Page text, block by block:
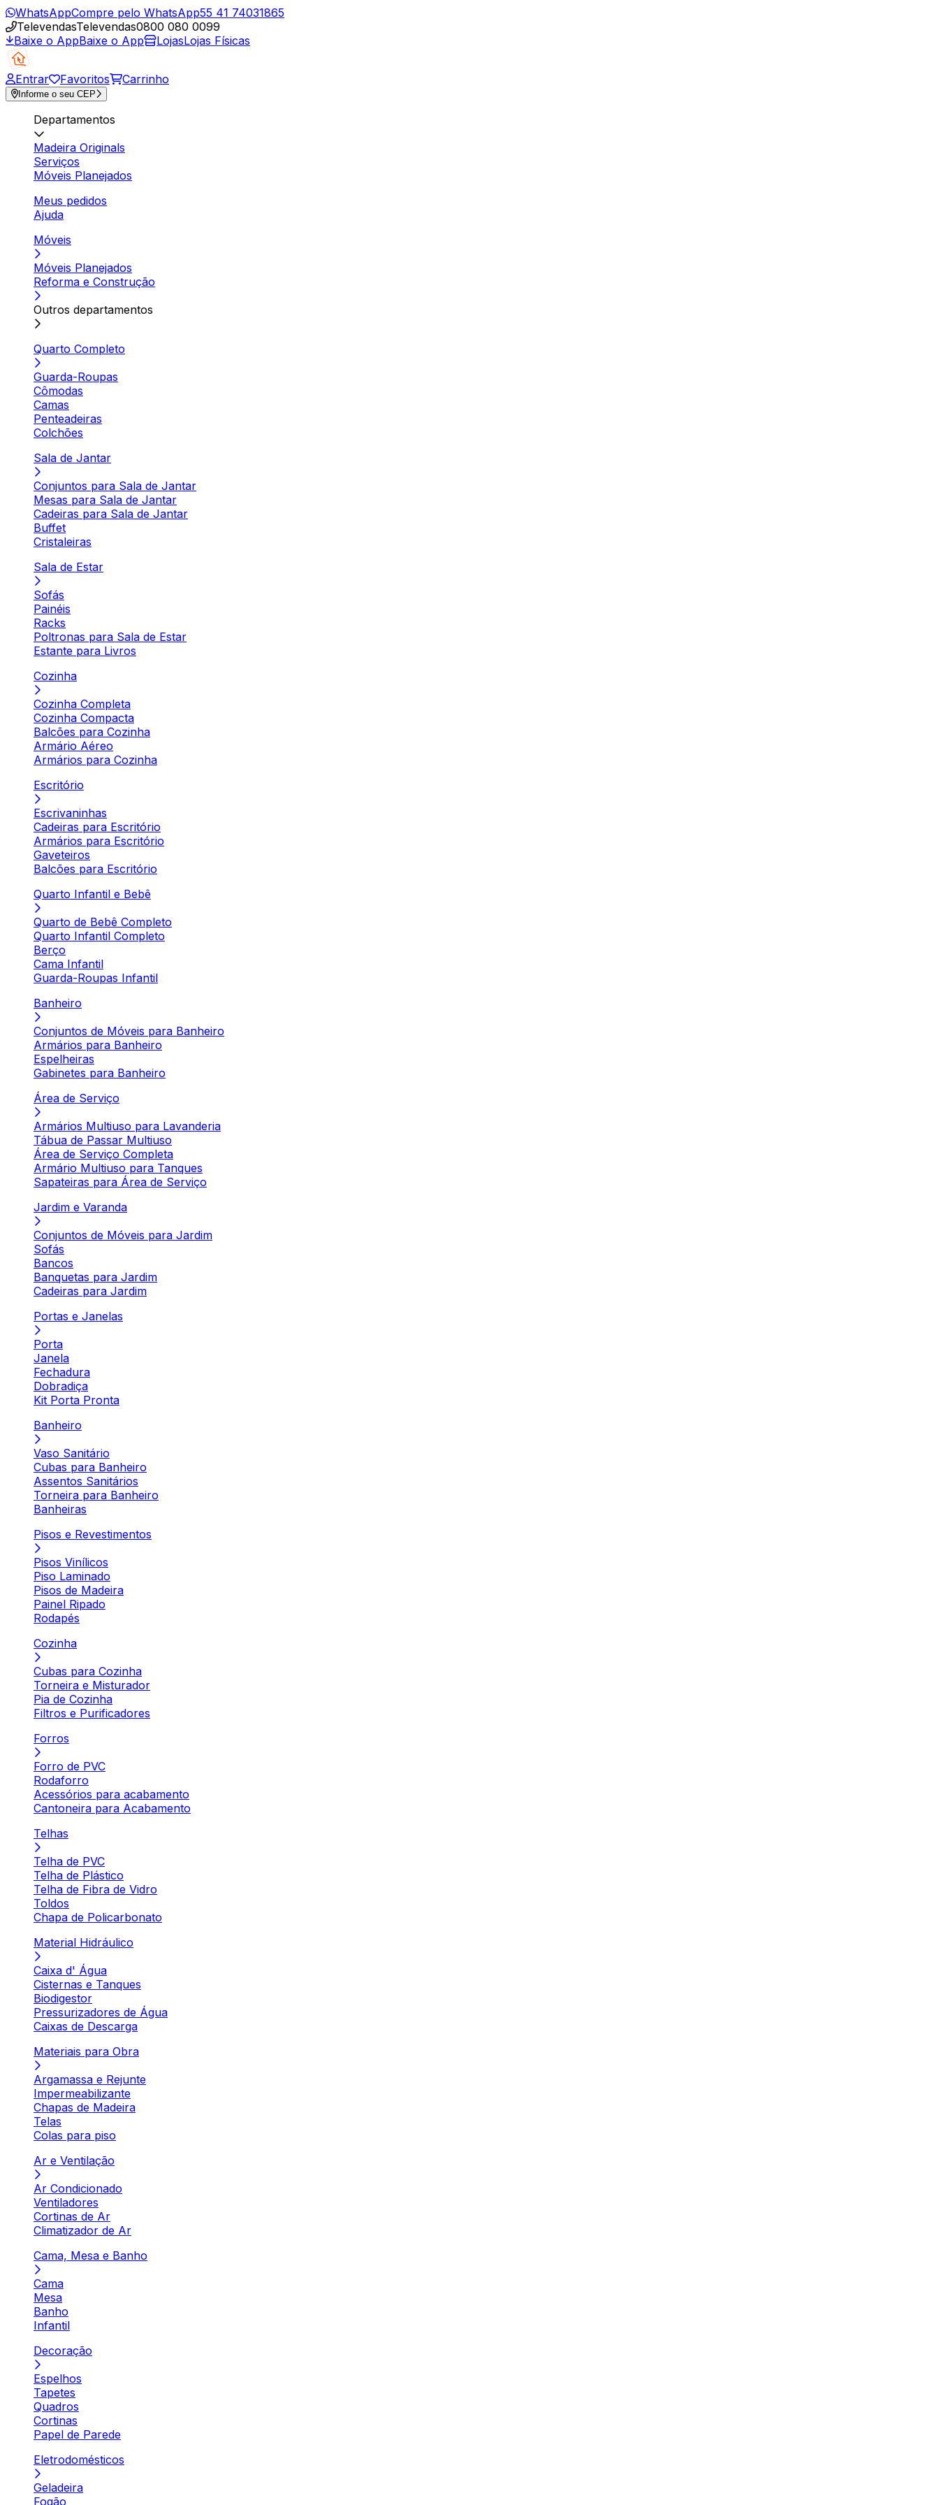
WhatsAppCompre pelo WhatsApp55 41 74031865
TelevendasTelevendas0800 080 0099
Baixe o AppBaixe o App LojasLojas Físicas
Entrar Favoritos Carrinho
Informe o seu CEP
Departamentos
Madeira Originals
Serviços
Móveis Planejados
Meus pedidos
Ajuda
Móveis
Móveis Planejados
Reforma e Construção
Outros departamentos
Quarto Completo
Guarda-Roupas
Cômodas
Camas
Penteadeiras
Colchões
Sala de Jantar
Conjuntos para Sala de Jantar
Mesas para Sala de Jantar
Cadeiras para Sala de Jantar
Buffet
Cristaleiras
Sala de Estar
Sofás
Painéis
Racks
Poltronas para Sala de Estar
Estante para Livros
Cozinha
Cozinha Completa
Cozinha Compacta
Balcões para Cozinha
Armário Aéreo
Armários para Cozinha
Escritório
Escrivaninhas
Cadeiras para Escritório
Armários para Escritório
Gaveteiros
Balcões para Escritório
Quarto Infantil e Bebê
Quarto de Bebê Completo
Quarto Infantil Completo
Berço
Cama Infantil
Guarda-Roupas Infantil
Banheiro
Conjuntos de Móveis para Banheiro
Armários para Banheiro
Espelheiras
Gabinetes para Banheiro
Área de Serviço
Armários Multiuso para Lavanderia
Tábua de Passar Multiuso
Área de Serviço Completa
Armário Multiuso para Tanques
Sapateiras para Área de Serviço
Jardim e Varanda
Conjuntos de Móveis para Jardim
Sofás
Bancos
Banquetas para Jardim
Cadeiras para Jardim
Portas e Janelas
Porta
Janela
Fechadura
Dobradiça
Kit Porta Pronta
Banheiro
Vaso Sanitário
Cubas para Banheiro
Assentos Sanitários
Torneira para Banheiro
Banheiras
Pisos e Revestimentos
Pisos Vinílicos
Piso Laminado
Pisos de Madeira
Painel Ripado
Rodapés
Cozinha
Cubas para Cozinha
Torneira e Misturador
Pia de Cozinha
Filtros e Purificadores
Forros
Forro de PVC
Rodaforro
Acessórios para acabamento
Cantoneira para Acabamento
Telhas
Telha de PVC
Telha de Plástico
Telha de Fibra de Vidro
Toldos
Chapa de Policarbonato
Material Hidráulico
Caixa d' Água
Cisternas e Tanques
Biodigestor
Pressurizadores de Água
Caixas de Descarga
Materiais para Obra
Argamassa e Rejunte
Impermeabilizante
Chapas de Madeira
Telas
Colas para piso
Ar e Ventilação
Ar Condicionado
Ventiladores
Cortinas de Ar
Climatizador de Ar
Cama, Mesa e Banho
Cama
Mesa
Banho
Infantil
Decoração
Espelhos
Tapetes
Quadros
Cortinas
Papel de Parede
Eletrodomésticos
Geladeira
Fogão